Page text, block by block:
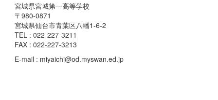
宮城県宮城第一高等学校
〒980-0871
宮城県仙台市青葉区八幡1-6-2
TEL : 022-227-3211
FAX : 022-227-3213
E-mail : miyaichi@od.myswan.ed.jp